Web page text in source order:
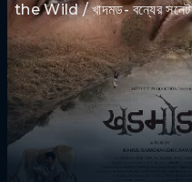
the Wild / খাদমড- বন্যের সনেট